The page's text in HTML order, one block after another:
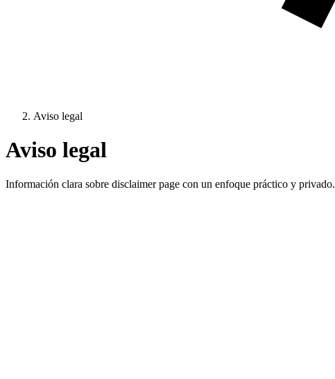
Aviso legal
Aviso legal
Información clara sobre disclaimer page con un enfoque práctico y privado.